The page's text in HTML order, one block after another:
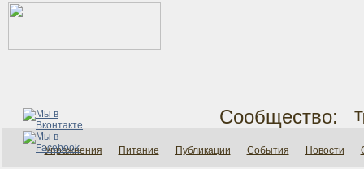
Сообщество:
Упражнения Питание Публикации События Новости